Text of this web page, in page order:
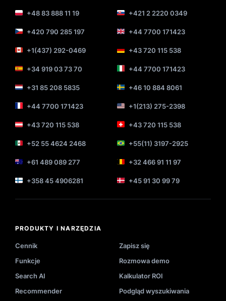
+48 83 888 11 19 +421 2 2220 0349
+420 790 285 197 +44 7700 171423
+1(437) 292-0469 +43 720 115 538
+34 919 03 73 70 +44 7700 171423
+31 85 208 5835 +46 10 884 8061
+44 7700 171423 +1(213) 275-2398
+43 720 115 538 +43 720 115 538
+52 55 4624 2468 +55(11) 3197-2925
+61 489 089 277 +32 466 91 11 97
+358 45 4906281 +45 91 30 99 79
PRODUKTY I NARZĘDZIA
Cennik
Zapisz się
Funkcje
Rozmowa demo
Search AI
Kalkulator ROI
Recommender
Podgląd wyszukiwania